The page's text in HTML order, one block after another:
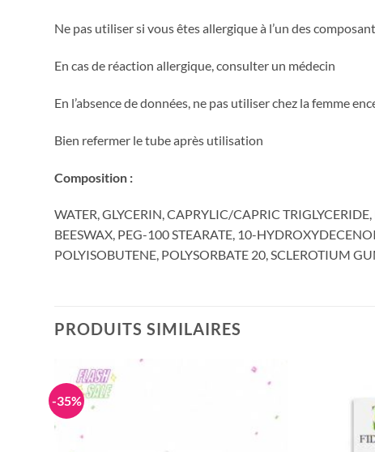
Ne pas utiliser si vous êtes allergique à l’un des composant
En cas de réaction allergique, consulter un médecin
En l’absence de données, ne pas utiliser chez la femme
Bien refermer le tube après utilisation
Composition :
WATER, GLYCERIN, CAPRYLIC/CAPRIC
BEESWAX, PEG-100 STEARATE, 10-
POLYISOBUTENE, POLYSORBATE 20, SCLEROTIUM
PRODUITS SIMILAIRES
-35%